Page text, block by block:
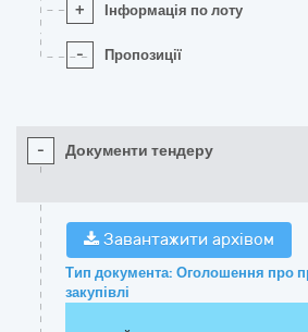
+ Інформація по лоту
- Пропозиції
- Документи тендеру
Завантажити архівом
Тип документа: Оголошення про
закупівлі